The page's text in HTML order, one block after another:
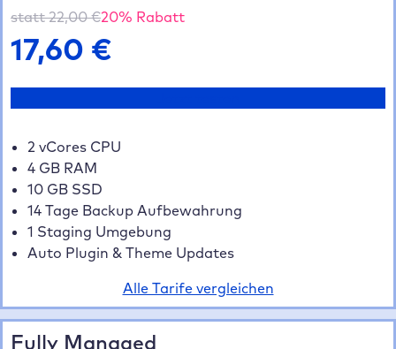
10 Websites35% gespart
statt22,00€20% Rabatt
17,60 €
2 vCores CPU
4 GB RAM
10 GB SSD
14 Tage Backup Aufbewahrung
1 Staging Umgebung
Auto Plugin & Theme Updates
Alle Tarife vergleichen
Fully Managed